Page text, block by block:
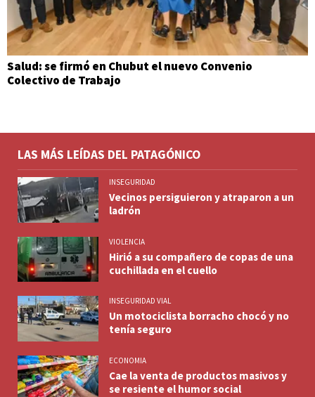
Salud: se firmó en Chubut el nuevo Convenio
Colectivo de Trabajo
LAS MÁS LEÍDAS DEL PATAGÓNICO
INSEGURIDAD
Vecinos persiguieron y atraparon a un
ladrón
VIOLENCIA
Hirió a su compañero de copas de una
cuchillada en el cuello
INSEGURIDAD VIAL
Un motociclista borracho chocó y no
tenía seguro
ECONOMIA
Cae la venta de productos masivos y
se resiente el humor social